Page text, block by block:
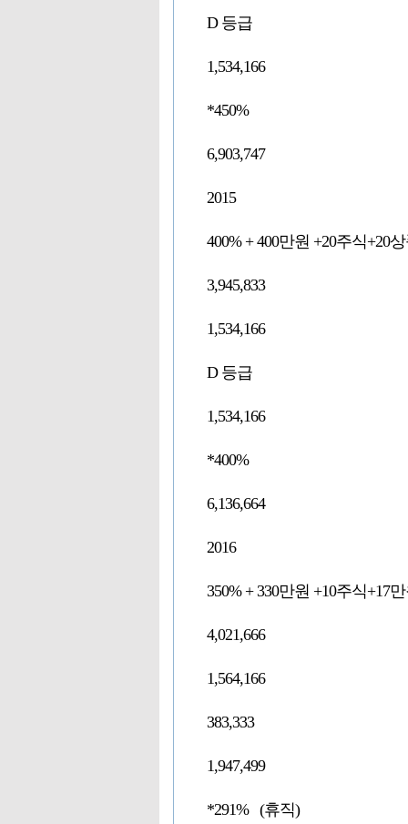
D 등급
1,534,166
*450%
6,903,747
2015
400% + 400만원 +20주식+20
3,945,833
1,534,166
D 등급
1,534,166
*400%
6,136,664
2016
350% + 330만원 +10주식+17
4,021,666
1,564,166
383,333
1,947,499
*291% (휴직)